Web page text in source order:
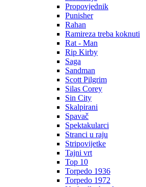
Propovjednik
Punisher
Rahan
Ramireza treba koknuti
Rat - Man
Rip Kirby
Saga
Sandman
Scott Pilgrim
Silas Corey
Sin City
Skalpirani
Spavač
Spektakularci
Stranci u raju
Stripovijetke
Tajni vrt
Top 10
Torpedo 1936
Torpedo 1972